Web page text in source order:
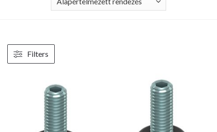
Filters